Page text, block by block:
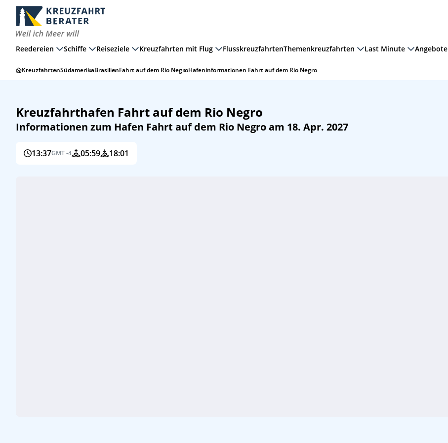
Reedereien Schiffe Reiseziele Kreuzfahrten mit Flug FlusskreuzfahrtenThemenkreuzfahrten Last Minute Angebote
KreuzfahrtenSüdamerikaBrasilienFahrt auf dem Rio NegroHafeninformationen Fahrt auf dem Rio Negro
Kreuzfahrthafen Fahrt auf dem Rio Negro
Informationen zum Hafen Fahrt auf dem Rio Negro am 18. Apr. 2027
13:37GMT -4 05:59 18:01